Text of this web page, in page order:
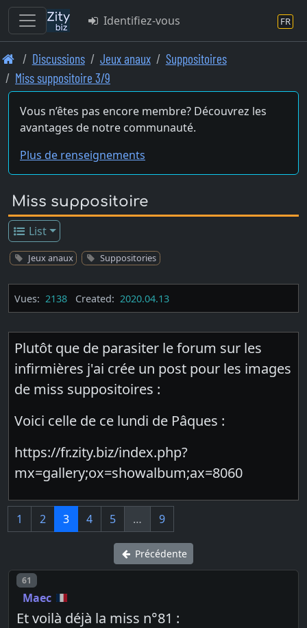
Skip
to
main
content
Identifiez-vous FR
Discussions Jeux anaux
Suppositoires
Miss suppositoire 3/9
Vous n’êtes pas encore membre? Découvrez les
avantages de notre communauté.
Plus de renseignements
Miss suppositoire
List
Jeux anaux Suppositories
Vues: 2138 Created: 2020.04.13
Plutôt que de parasiter le forum sur les
infirmières j'ai crée un post pour les images
de miss suppositoires :
Voici celle de ce lundi de Pâques :
https://fr.zity.biz/index.php?
mx=gallery;ox=showalbum;ax=8060
1 2 3 4 5 … 9
Précédente
Post number
61
Maec
Et voilà déjà la miss n°81 :